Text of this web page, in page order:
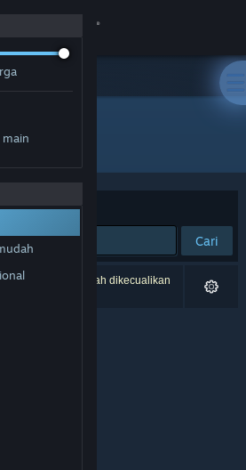
Cari
anda. 2 tajuk telah dikecualikan